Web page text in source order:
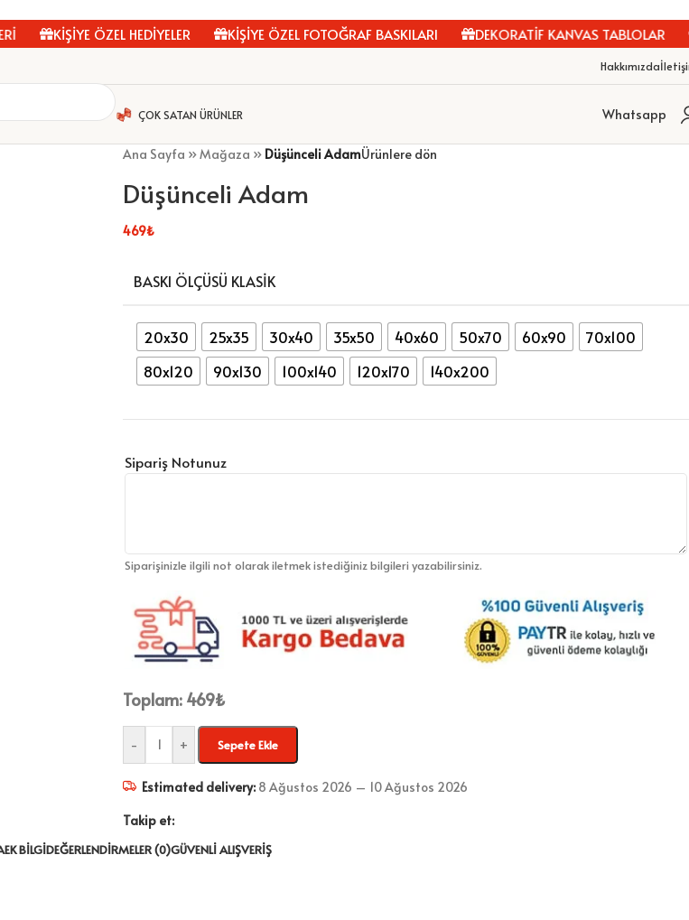
KİŞİYE ÖZEL HEDİYELER KİŞİYE ÖZEL FOTOĞRAF BASKILARI DEKORATİF KANVAS TABLOLAR
Hakkımızda
ÇOK SATAN ÜRÜNLER Whatsapp
Ana Sayfa »Mağaza » Düşünceli AdamÜrünlere dön
Düşünceli Adam
469₺
BASKI ÖLÇÜSÜ KLASIK
20x30 25x35 30x40 35x50 40x60 50x70 60x90
70x100
80x120
90x130 100x140 120x170 140x200
Sipariş Notunuz
Siparişinizle ilgili not olarak iletmek istediğiniz bilgileri yazabilirsiniz.
Toplam: 469₺
- + Sepete Ekle
Estimated delivery: 8 Ağustos 2026 – 10 Ağustos 2026
Takip et:
EK BILGIDEĞERLENDIRMELER (0)GÜVENLI ALIŞVERIŞ